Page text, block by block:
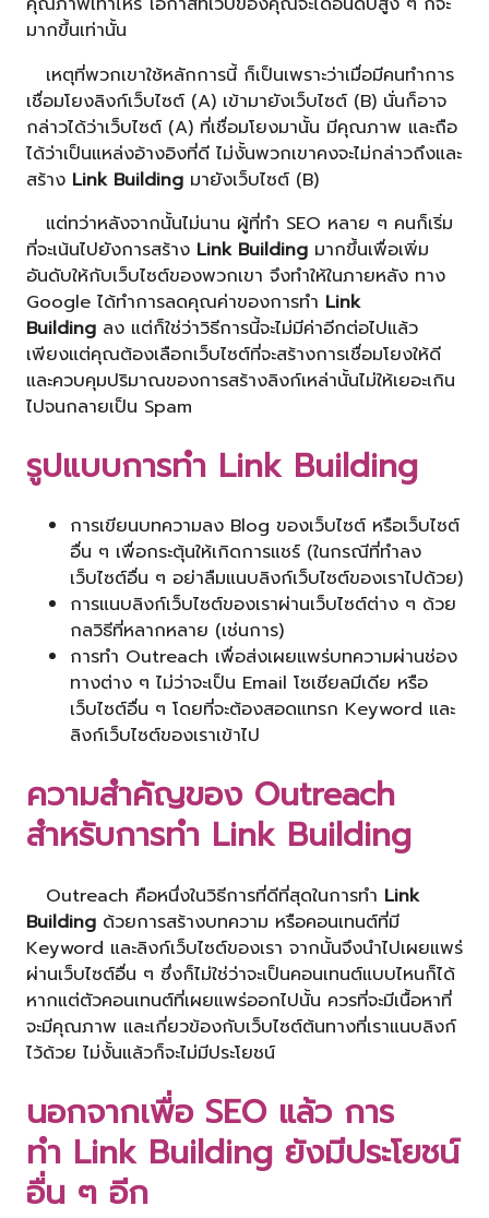
มากขึ้นเท่านั้น
เหตุที่พวกเขาใช้หลักการนี้ ก็เป็นเพราะว่าเมื่อมีคนทำการ
เชื่อมโยงลิงก์เว็บไซต์ (A) เข้ามายังเว็บไซต์ (B) นั่นก็อาจ
กล่าวได้ว่าเว็บไซต์ (A) ที่เชื่อมโยงมานั้น มีคุณภาพ และถือ
ได้ว่าเป็นแหล่งอ้างอิงที่ดี ไม่งั้นพวกเขาคงจะไม่กล่าวถึงและ
สร้าง Link Building มายังเว็บไซต์ (B)
แต่ทว่าหลังจากนั้นไม่นาน ผู้ที่ทำ SEO หลาย ๆ คนก็เริ่ม
ที่จะเน้นไปยังการสร้าง Link Building มากขึ้นเพื่อเพิ่ม
อันดับให้กับเว็บไซต์ของพวกเขา จึงทำให้ในภายหลัง ทาง
Google ได้ทำการลดคุณค่าของการทำ Link
Building ลง แต่ก็ใช่ว่าวิธีการนี้จะไม่มีค่าอีกต่อไปแล้ว
เพียงแต่คุณต้องเลือกเว็บไซต์ที่จะสร้างการเชื่อมโยงให้ดี
และควบคุมปริมาณของการสร้างลิงก์เหล่านั้นไม่ให้เยอะเกิน
ไปจนกลายเป็น Spam
รูปแบบการทำ Link Building
การเขียนบทความลง Blog ของเว็บไซต์ หรือเว็บไซต์
อื่น ๆ เพื่อกระตุ้นให้เกิดการแชร์ (ในกรณีที่ทำลง
เว็บไซต์อื่น ๆ อย่าลืมแนบลิงก์เว็บไซต์ของเราไปด้วย)
การแนบลิงก์เว็บไซต์ของเราผ่านเว็บไซต์ต่าง ๆ ด้วย
กลวิธีที่หลากหลาย (เช่นการ)
การทำ Outreach เพื่อส่งเผยแพร่บทความผ่านช่อง
ทางต่าง ๆ ไม่ว่าจะเป็น Email โซเชียลมีเดีย หรือ
เว็บไซต์อื่น ๆ โดยที่จะต้องสอดแทรก Keyword และ
ลิงก์เว็บไซต์ของเราเข้าไป
ความสำคัญของ Outreach
สำหรับการทำ Link Building
Outreach คือหนึ่งในวิธีการที่ดีที่สุดในการทำ Link
Building ด้วยการสร้างบทความ หรือคอนเทนต์ที่มี
Keyword และลิงก์เว็บไซต์ของเรา จากนั้นจึงนำไปเผยแพร่
ผ่านเว็บไซต์อื่น ๆ ซึ่งก็ไม่ใช่ว่าจะเป็นคอนเทนต์แบบไหนก็ได้
หากแต่ตัวคอนเทนต์ที่เผยแพร่ออกไปนั้น ควรที่จะมีเนื้อหาที่
จะมีคุณภาพ และเกี่ยวข้องกับเว็บไซต์ต้นทางที่เราแนบลิงก์
ไว้ด้วย ไม่งั้นแล้วก็จะไม่มีประโยชน์
นอกจากเพื่อ SEO แล้ว การ
ทำ Link Building ยังมีประโยชน์
อื่น ๆ อีก